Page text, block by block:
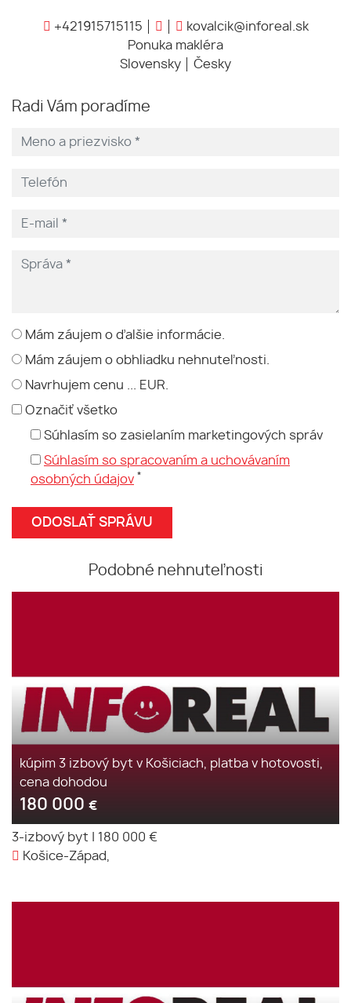
+421915715115
kovalcik@inforeal.sk
Ponuka makléra
Slovensky
Česky
Radi Vám poradíme
Mám záujem o ďalšie informácie.
Mám záujem o obhliadku nehnuteľnosti.
Navrhujem cenu ... EUR.
Označiť všetko
Súhlasím so zasielaním marketingových správ
Súhlasím so spracovaním a uchovávaním
osobných údajov *
Podobné nehnuteľnosti
kúpim 3 izbový byt v Košiciach, platba v hotovosti,
cena dohodou
180 000 €
3-izbový byt
180 000 €
Košice-Západ,